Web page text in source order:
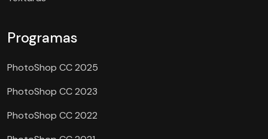
Programas
PhotoShop CC 2025
PhotoShop CC 2023
PhotoShop CC 2022